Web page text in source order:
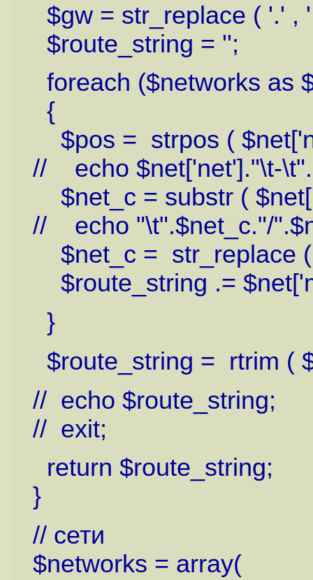
$gw = str_replace ( '.' ,
$route_string = '';
foreach ($networks as
{
$pos = strpos (
// echo $net['net']."\t-
$net_c = substr (
// echo "\t".$net_c."/
$net_c = str_replace (
$route_string .=
}
$route_string = rtrim (
// echo $route_string;
// exit;
return $route_string;
}
// сети
$networks = array(